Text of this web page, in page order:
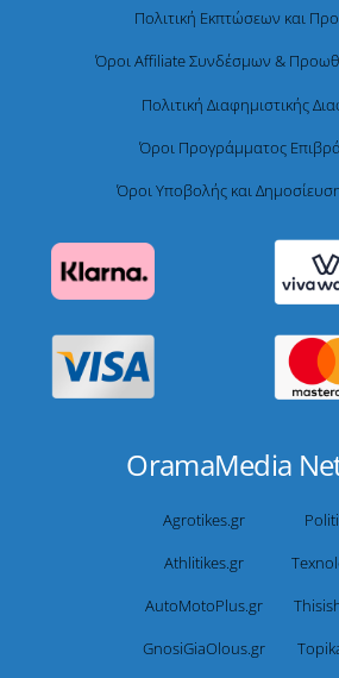
Πολιτική Εκπτώσεων και
Όροι Affiliate Συνδέσμων &
Πολιτική Διαφημιστικής
Όροι Προγράμματος
Όροι Υποβολής και
OramaMedia
Agrotikes.gr
Athlitikes.gr
AutoMotoPlus.gr
GnosiGiaOlous.gr